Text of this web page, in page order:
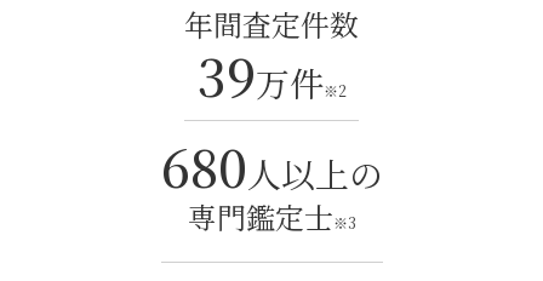
年間査定件数
39万件※2
680人以上の
専門鑑定士※3